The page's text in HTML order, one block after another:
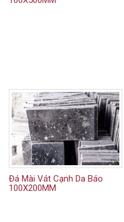
Đá Mài Vát Cạnh Da Báo
100X200MM